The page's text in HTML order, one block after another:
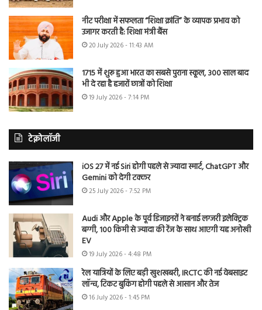
नीट परीक्षा में सफलता “शिक्षा क्रांति” के व्यापक प्रभाव को
उजागर करती है: शिक्षा मंत्री बैंस
20 July 2026 - 11:43 AM
1715 में शुरू हुआ भारत का सबसे पुराना स्कूल, 300 साल बाद
भी दे रहा है हजारों छात्रों को शिक्षा
19 July 2026 - 7:14 PM
टेक्नोलॉजी
iOS 27 में नई Siri होगी पहले से ज्यादा स्मार्ट, ChatGPT और
Gemini को देगी टक्कर
25 July 2026 - 7:52 PM
Audi और Apple के पूर्व डिजाइनरों ने बनाई लग्जरी इलेक्ट्रिक
बग्गी, 100 किमी से ज्यादा की रेंज के साथ आएगी यह अनोखी
EV
19 July 2026 - 4:48 PM
रेल यात्रियों के लिए बड़ी खुशखबरी, IRCTC की नई वेबसाइट
लॉन्च, टिकट बुकिंग होगी पहले से आसान और तेज
16 July 2026 - 1:45 PM